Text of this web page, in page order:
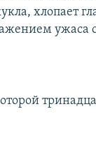
хлопает
ужаса